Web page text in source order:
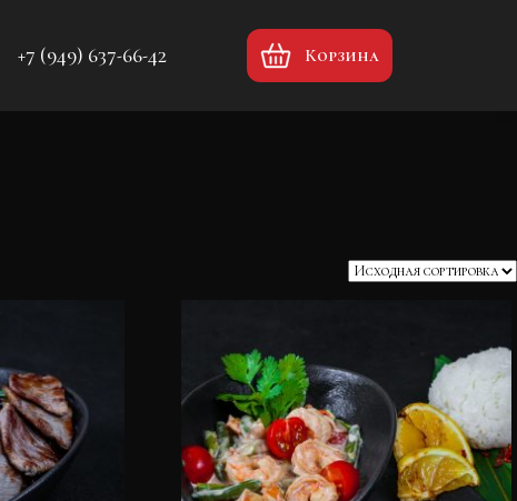
+7 (949) 637-66-42 Корзина